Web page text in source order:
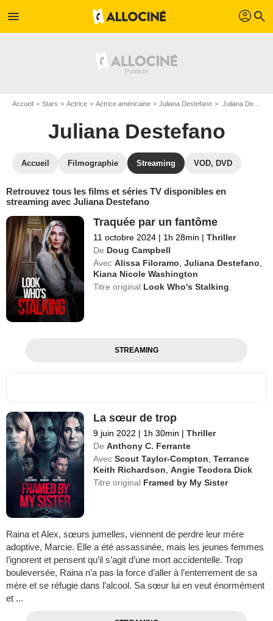
menu profil search
Accueil Stars Actrice Actrice américaine Juliana Destefano Juliana Destefano : Films et séries online
Juliana Destefano
Accueil Filmographie Streaming VOD, DVD
Retrouvez tous les films et séries TV disponibles en
streaming avec Juliana Destefano
Traquée par un fantôme
11 octobre 2024 | 1h 28min | Thriller
De Doug Campbell
Avec Alissa Filoramo ,Juliana Destefano
Kiana Nicole Washington
Titre original Look Who's Stalking
STREAMING
La sœur de trop
9 juin 2022 | 1h 30min | Thriller
De Anthony C. Ferrante
Avec Scout Taylor-Compton ,Terrance
Keith Richardson ,Angie Teodora Dick
Titre original Framed by My Sister
Raina et Alex, sœurs jumelles, viennent de perdre leur mère
adoptive, Marcie. Elle a été assassinée, mais les jeunes femmes
l’ignorent et pensent qu’il s’agit d’une mort accidentelle. Trop
bouleversée, Raina n’a pas la force d’aller à l’enterrement de sa
mère et se réfugie dans l’alcool. Sa sœur lui en veut énormément
et ...